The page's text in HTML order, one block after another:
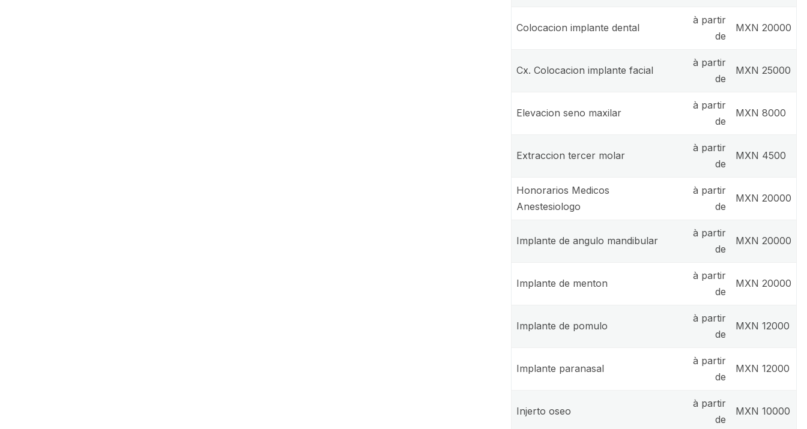
Colocacion implante dental
à partir
de
MXN 20000
Cx. Colocacion implante facial
à partir
de
MXN 25000
Elevacion seno maxilar
à partir
de
MXN 8000
Extraccion tercer molar
à partir
de
MXN 4500
Honorarios Medicos
Anestesiologo
à partir
de
MXN 20000
Implante de angulo mandibular
à partir
de
MXN 20000
Implante de menton
à partir
de
MXN 20000
Implante de pomulo
à partir
de
MXN 12000
Implante paranasal
à partir
de
MXN 12000
Injerto oseo
à partir
de
MXN 10000